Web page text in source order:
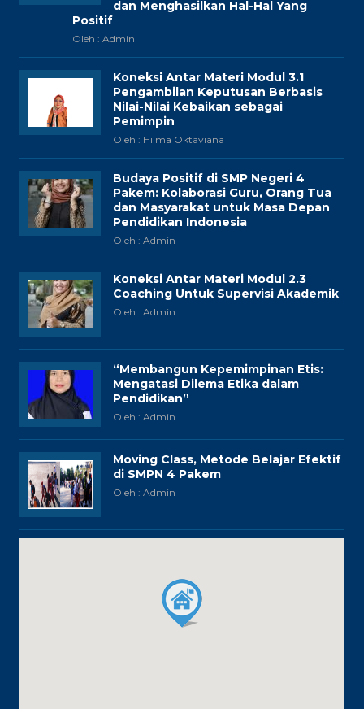
dan Menghasilkan Hal-Hal Yang
Positif
Oleh : Admin
Koneksi Antar Materi Modul 3.1
Pengambilan Keputusan Berbasis
Nilai-Nilai Kebaikan sebagai
Pemimpin
Oleh : Hilma Oktaviana
Budaya Positif di SMP Negeri 4
Pakem: Kolaborasi Guru, Orang Tua
dan Masyarakat untuk Masa Depan
Pendidikan Indonesia
Oleh : Admin
Koneksi Antar Materi Modul 2.3
Coaching Untuk Supervisi Akademik
Oleh : Admin
“Membangun Kepemimpinan Etis:
Mengatasi Dilema Etika dalam
Pendidikan”
Oleh : Admin
Moving Class, Metode Belajar Efektif
di SMPN 4 Pakem
Oleh : Admin